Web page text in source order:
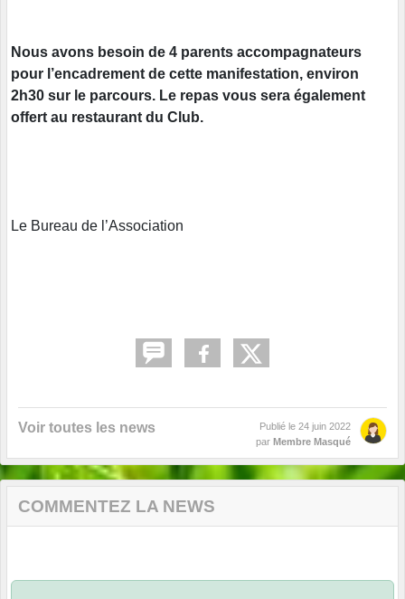
Nous avons besoin de 4 parents accompagnateurs
pour l’encadrement de cette manifestation, environ
2h30 sur le parcours. Le repas vous sera également
offert au restaurant du Club.
Le Bureau de l’Association
Voir toutes les news Publié le 24 juin 2022
par Membre Masqué
COMMENTEZ LA NEWS